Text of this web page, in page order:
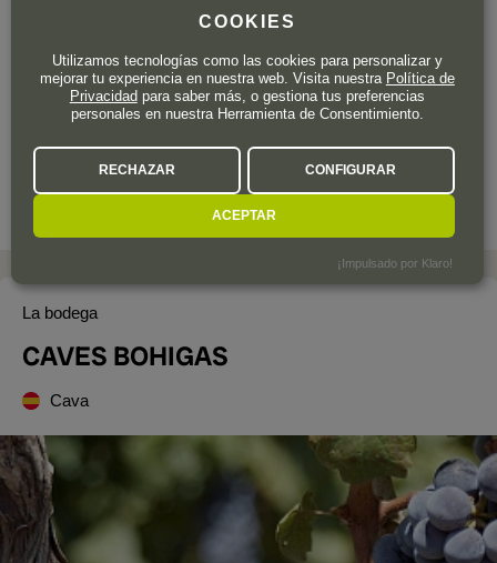
19,95 € IVA incl.
Botella de 75 cl. | 26,60 € / Litro
La bodega
CAVES BOHIGAS
Cava
COOKIES
Utilizamos tecnologías como las cookies para personalizar y
mejorar tu experiencia en nuestra web. Visita nuestra Política de
Privacidadpara saber más, o gestiona tus preferencias
personales en nuestra Herramienta de Consentimiento.
RECHAZAR CONFIGURAR
ACEPTAR
¡Impulsado por Klaro!